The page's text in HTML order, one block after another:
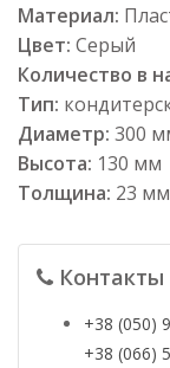
Материал:
Цвет: Серый
Количество в
Тип:
Диаметр: 300
Высота: 130 мм
Толщина: 23 мм
Контакты
+38 (050)
+38 (066)